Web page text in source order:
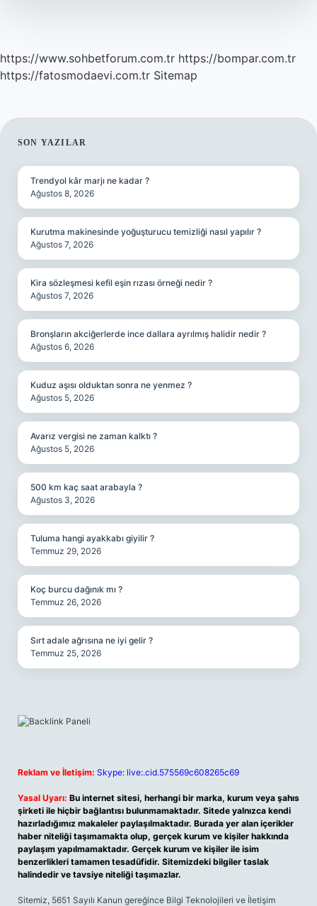
https://www.sohbetforum.com.tr https://bompar.com.tr
https://fatosmodaevi.com.tr Sitemap
SIDEBAR
SON YAZILAR
Trendyol kâr marjı ne kadar ?
Ağustos 8, 2026
Kurutma makinesinde yoğuşturucu temizliği nasıl yapılır ?
Ağustos 7, 2026
Kira sözleşmesi kefil eşin rızası örneği nedir ?
Ağustos 7, 2026
Bronşların akciğerlerde ince dallara ayrılmış halidir nedir ?
Ağustos 6, 2026
Kuduz aşısı olduktan sonra ne yenmez ?
Ağustos 5, 2026
Avarız vergisi ne zaman kalktı ?
Ağustos 5, 2026
500 km kaç saat arabayla ?
Ağustos 3, 2026
Tuluma hangi ayakkabı giyilir ?
Temmuz 29, 2026
Koç burcu dağınık mı ?
Temmuz 26, 2026
Sırt adale ağrısına ne iyi gelir ?
Temmuz 25, 2026
Reklam ve İletişim: Skype: live:.cid.575569c608265c69
Yasal Uyarı: Bu internet sitesi, herhangi bir marka, kurum veya şahıs
şirketi ile hiçbir bağlantısı bulunmamaktadır. Sitede yalnızca kendi
hazırladığımız makaleler paylaşılmaktadır. Burada yer alan içerikler
haber niteliği taşımamakta olup, gerçek kurum ve kişiler hakkında
paylaşım yapılmamaktadır. Gerçek kurum ve kişiler ile isim
benzerlikleri tamamen tesadüfidir. Sitemizdeki bilgiler taslak
halindedir ve tavsiye niteliği taşımazlar.
Sitemiz, 5651 Sayılı Kanun gereğince Bilgi Teknolojileri ve İletişim